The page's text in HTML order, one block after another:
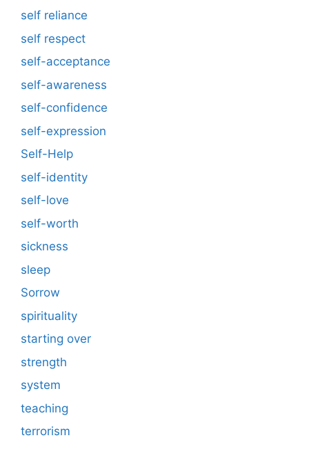
self reliance
self respect
self-acceptance
self-awareness
self-confidence
self-expression
Self-Help
self-identity
self-love
self-worth
sickness
sleep
Sorrow
spirituality
starting over
strength
system
teaching
terrorism